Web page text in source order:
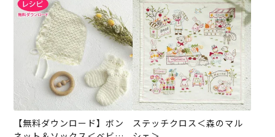
【無料ダウンロード】ボン
ステッチクロス＜森のマル